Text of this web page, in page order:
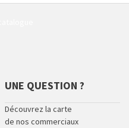
UNE QUESTION ?
Découvrez la carte
de nos commerciaux